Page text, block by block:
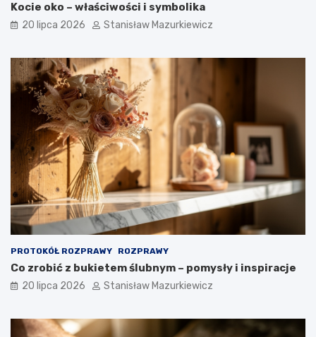
Kocie oko – właściwości i symbolika
20 lipca 2026 Stanisław Mazurkiewicz
PROTOKÓŁ ROZPRAWY ROZPRAWY
Co zrobić z bukietem ślubnym – pomysły i inspiracje
20 lipca 2026 Stanisław Mazurkiewicz